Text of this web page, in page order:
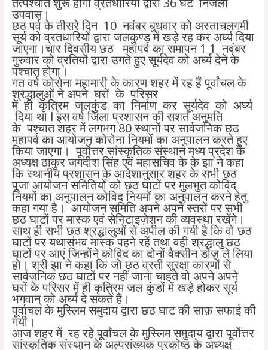
उपवास।
छठ पर्व के तीसरे दिन 10 नवंबर बुधवार को अस्ताचलगमी
सूर्य को व्रतधारियों द्वारा जलकुण्ड में खड़े रह कर अर्घ्य दिया
जाएगा।चार दिवसीय छठ महापर्व का समापन 1 1 नवंबर
गुरुवार को व्रतियों द्वारा उगते हुए सूर्यदेव को अर्घ्य देने के
पश्चात होगा।
गत वर्ष कोरोना महामारी के कारण शहर में रह हैं पूर्वांचल के
श्रद्धालुओं ने अपने घरों के परिसर
में ही कृत्रिम जलकुंड का निर्माण कर सूर्यदेव को अर्घ्य
दिया था l इस वर्ष जिला प्रशासन की सशर्त अनुमति
के पश्चात शहर में लगभग 80 स्थानों पर सार्वजनिक छठ
महापर्व का आयोजन कोरोना नियमों का अनुपालन करते हुए
किया जाएगा। पूर्वोत्तर सांस्कृतिक संस्थान मध्य प्रदेश के
अध्यक्ष ठाकुर जगदीश सिंह एवं महासचिव के के झा ने कहा
कि स्थानीय प्रशासन के आदेशानुसार शहर के सभी छठ
पूजा आयोजन समितियों को छठ घाटों पर मुलभुत कोविद
नियमों का अनुपालन कोविद नियमों का अनुपालन करने हेतु
कहा गया है। आयोजन समिति अपने अपने स्तरों पर सभी
छठ घाटों पर मास्क एवं सेनिटाइज़ेशन की व्यवस्था रखेंगे।
साथ ही सभी छठ श्रद्धालुओं से अपील की गयी है कि वो छठ
घाटों पर यथासंभव मास्क पहने रहें तथा वही श्रद्धालु छठ
घाटों पर आएं जिन्होंने कोविद का दोनों वैक्सीन डोज़ ले लिया
हो। श्री झा ने कहा कि जो छठ व्रती सुरक्षा कारणों से
सार्वजनिक छठ घाटों पर नहीं जाना चाहते वो अपने अपने
घरों के परिसर में ही कृत्रिम जल कुंडों में खड़े होकर सूर्य
भगवान् को अर्घ्य दे सकते हैं।
पूर्वाचल के मुस्लिम समुदाय द्वारा छठ घाट की साफ़ सफाई की
गयी।
आज शहर में रह रहे पूर्वांचल के मुस्लिम समुदाय द्वारा पूर्वोत्तर
सांस्कृतिक संस्थान के अल्पसंख्यक प्रकोष्ठ के अध्यक्ष